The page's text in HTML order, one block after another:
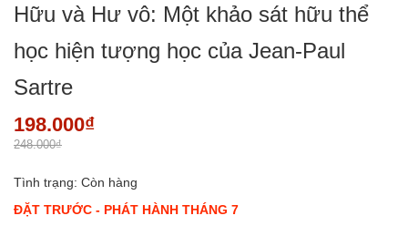
Hữu và Hư vô: Một khảo sát hữu thể
học hiện tượng học của Jean-Paul
Sartre
198.000₫
248.000₫
Tình trạng: Còn hàng
ĐẶT TRƯỚC - PHÁT HÀNH THÁNG 7